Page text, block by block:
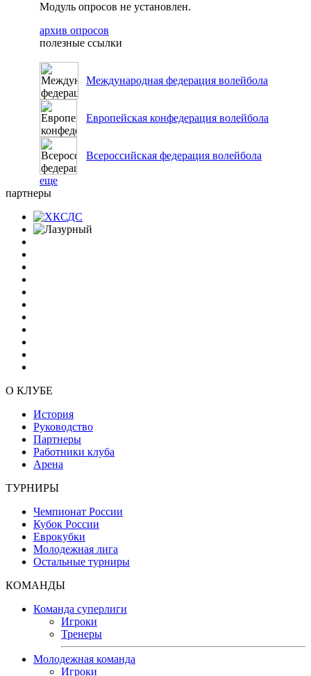
Модуль опросов не установлен.
архив опросов
полезные ссылки
Международная федерация волейбола
Европейская конфедерация волейбола
Всероссийская федерация волейбола
еще
партнеры
О КЛУБЕ
История
Руководство
Партнеры
Работники клуба
Арена
ТУРНИРЫ
Чемпионат России
Кубок России
Еврокубки
Молодежная лига
Остальные турниры
КОМАНДЫ
Команда суперлиги
Игроки
Тренеры
Молодежная команда
Игроки